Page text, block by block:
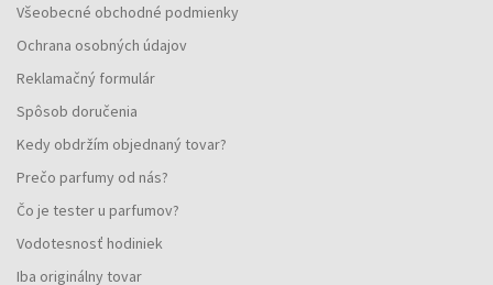
Všeobecné obchodné podmienky
Ochrana osobných údajov
Reklamačný formulár
Spôsob doručenia
Kedy obdržím objednaný tovar?
Prečo parfumy od nás?
Čo je tester u parfumov?
Vodotesnosť hodiniek
Iba originálny tovar